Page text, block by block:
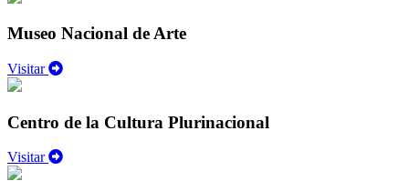
Museo Nacional de Arte
Visitar
Centro de la Cultura Plurinacional
Visitar